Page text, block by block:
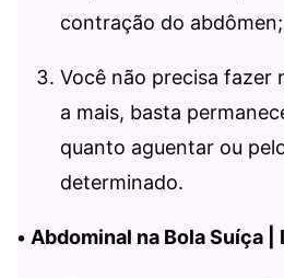
contração do abdômen;
Você não precisa fazer
a mais, basta
quanto aguentar ou
determinado.
• Abdominal na Bola Suíça |